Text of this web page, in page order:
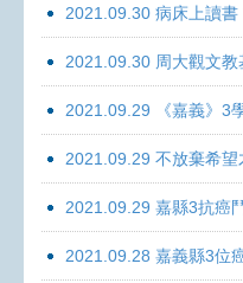
2021.09.30 病床上讀
2021.09.30 周大觀文
2021.09.29 《嘉義》3
2021.09.29 不放棄希
2021.09.29 嘉縣3抗癌
2021.09.28 嘉義縣3位